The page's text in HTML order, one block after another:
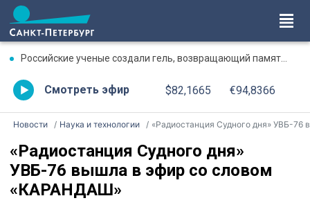
Российские ученые создали гель, возвращающий память после травмы
Смотреть эфир $82,1665 €94,8366
Новости Наука и технологии «Радиостанция Судного дня» УВБ-76 вышла в эфир со словом «КАРАНДАШ»
«Радиостанция Судного дня»
УВБ-76 вышла в эфир со словом
«КАРАНДАШ»